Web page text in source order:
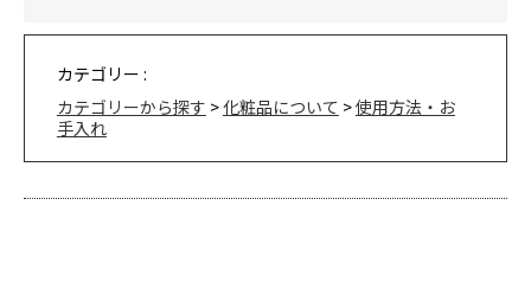
カテゴリー :
カテゴリーから探す >化粧品について >使用方法・お
手入れ